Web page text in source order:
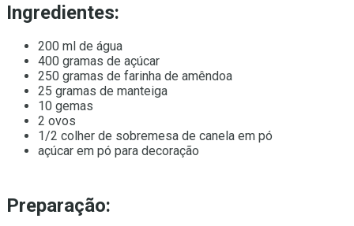
Ingredientes:
200 ml de água
400 gramas de açúcar
250 gramas de farinha de amêndoa
25 gramas de manteiga
10 gemas
2 ovos
1/2 colher de sobremesa de canela em pó
açúcar em pó para decoração
Preparação: